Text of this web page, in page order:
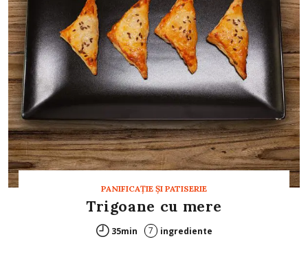
PANIFICAŢIE ŞI PATISERIE
Trigoane cu mere
35min 7 ingrediente